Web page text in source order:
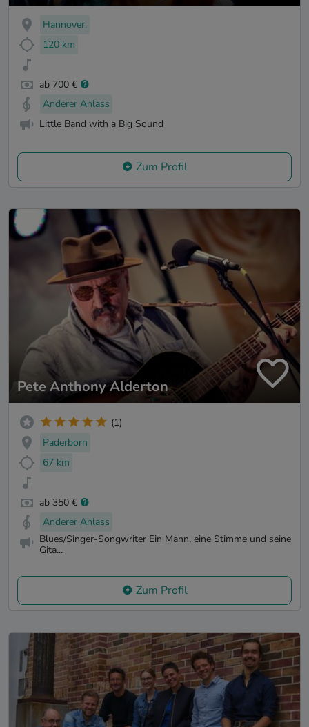
Hannover,
120 km
ab 700 €
Anderer Anlass
Little Band with a Big Sound
Zum Profil
Pete Anthony Alderton
(1)
Paderborn
67 km
ab 350 €
Anderer Anlass
Blues/Singer-Songwriter Ein Mann, eine Stimme und seine
Gita...
Zum Profil